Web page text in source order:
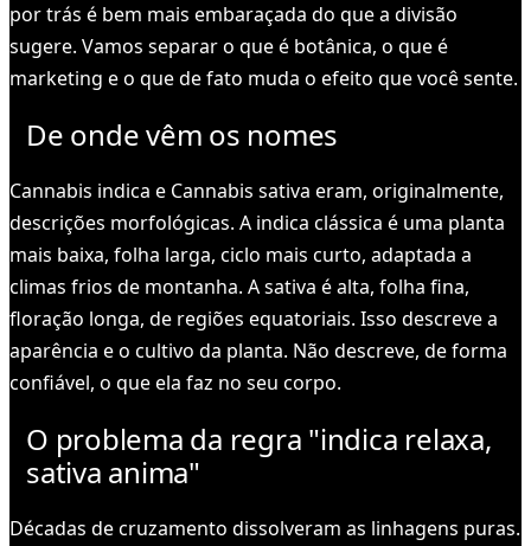
por trás é bem mais embaraçada do que a divisão
sugere. Vamos separar o que é botânica, o que é
marketing e o que de fato muda o efeito que você sente.
De onde vêm os nomes
Cannabis indica e Cannabis sativa eram, originalmente,
descrições morfológicas. A indica clássica é uma planta
mais baixa, folha larga, ciclo mais curto, adaptada a
climas frios de montanha. A sativa é alta, folha fina,
floração longa, de regiões equatoriais. Isso descreve a
aparência e o cultivo da planta. Não descreve, de forma
confiável, o que ela faz no seu corpo.
O problema da regra "indica relaxa,
sativa anima"
Décadas de cruzamento dissolveram as linhagens puras.